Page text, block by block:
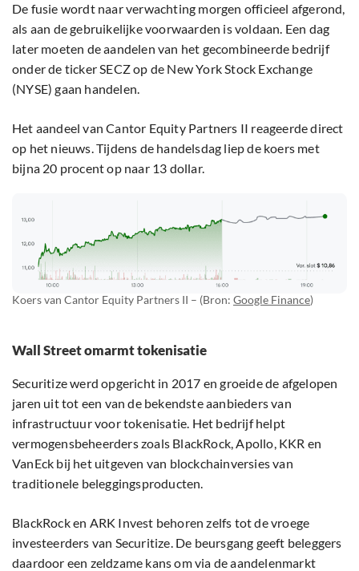
De fusie wordt naar verwachting morgen officieel afgerond,
als aan de gebruikelijke voorwaarden is voldaan. Een dag
later moeten de aandelen van het gecombineerde bedrijf
onder de ticker SECZ op de New York Stock Exchange
(NYSE) gaan handelen.
Het aandeel van Cantor Equity Partners II reageerde direct
op het nieuws. Tijdens de handelsdag liep de koers met
bijna 20 procent op naar 13 dollar.
Koers van Cantor Equity Partners II – (Bron: Google Finance)
Wall Street omarmt tokenisatie
Securitize werd opgericht in 2017 en groeide de afgelopen
jaren uit tot een van de bekendste aanbieders van
infrastructuur voor tokenisatie. Het bedrijf helpt
vermogensbeheerders zoals BlackRock, Apollo, KKR en
VanEck bij het uitgeven van blockchainversies van
traditionele beleggingsproducten.
BlackRock en ARK Invest behoren zelfs tot de vroege
investeerders van Securitize. De beursgang geeft beleggers
daardoor een zeldzame kans om via de aandelenmarkt